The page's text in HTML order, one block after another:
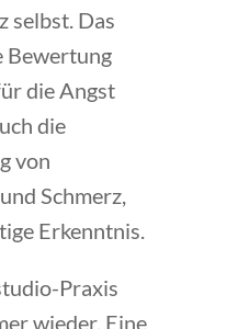
selbst. Das
Bewertung
die Angst
die
von
Schmerz,
Erkenntnis.
Praxis
wieder. Eine